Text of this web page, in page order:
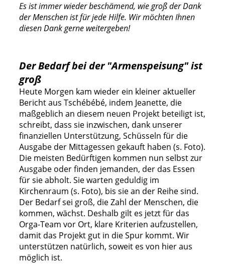
Es ist immer wieder beschämend, wie groß der Dank
der Menschen ist für jede Hilfe. Wir möchten Ihnen
diesen Dank gerne weitergeben!
Der Bedarf bei der "Armenspeisung" ist
groß
Heute Morgen kam wieder ein kleiner aktueller
Bericht aus Tschébébé, indem Jeanette, die
maßgeblich an diesem neuen Projekt beteiligt ist,
schreibt, dass sie inzwischen, dank unserer
finanziellen Unterstützung, Schüsseln für die
Ausgabe der Mittagessen gekauft haben (s. Foto).
Die meisten Bedürftigen kommen nun selbst zur
Ausgabe oder finden jemanden, der das Essen
für sie abholt. Sie warten geduldig im
Kirchenraum (s. Foto), bis sie an der Reihe sind.
Der Bedarf sei groß, die Zahl der Menschen, die
kommen, wächst. Deshalb gilt es jetzt für das
Orga-Team vor Ort, klare Kriterien aufzustellen,
damit das Projekt gut in die Spur kommt. Wir
unterstützen natürlich, soweit es von hier aus
möglich ist.